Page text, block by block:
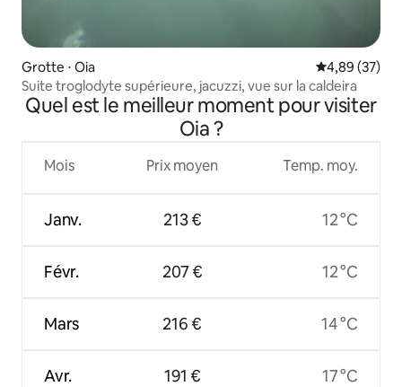
Grotte ⋅ Oia Évaluation
4,89 (37)
Suite troglodyte supérieure, jacuzzi, vue sur la caldeira
Quel est le meilleur moment pour visiter
Oia ?
Mois
Janv.
Févr.
Mars
Avr.
Prix moyen
213 €
207 €
216 €
191 €
Temp. moy.
12 °C
12 °C
14 °C
17 °C